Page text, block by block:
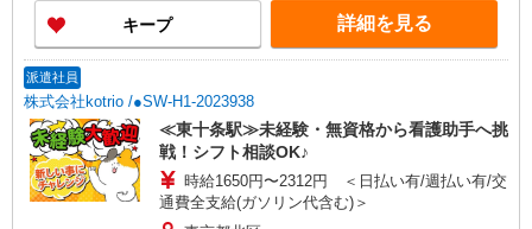
キープ 詳細を見る
派遣社員
株式会社kotrio /●SW-H1-2023938
≪東十条駅≫未経験・無資格から看護助手へ挑
戦！シフト相談OK♪
時給1650円〜2312円 ＜日払い有/週払い有/交
通費全支給(ガソリン代含む)＞